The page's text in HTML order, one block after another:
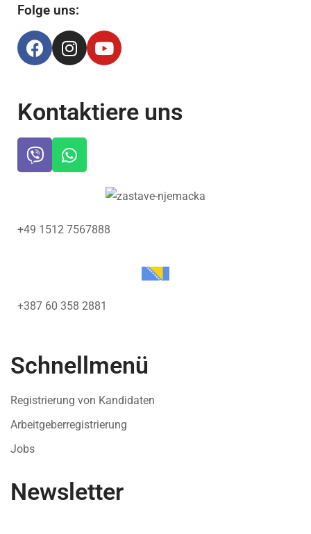
Folge uns:
Kontaktiere uns
+49 1512 7567888
+387 60 358 2881
Schnellmenü
Registrierung von Kandidaten
Arbeitgeberregistrierung
Jobs
Newsletter